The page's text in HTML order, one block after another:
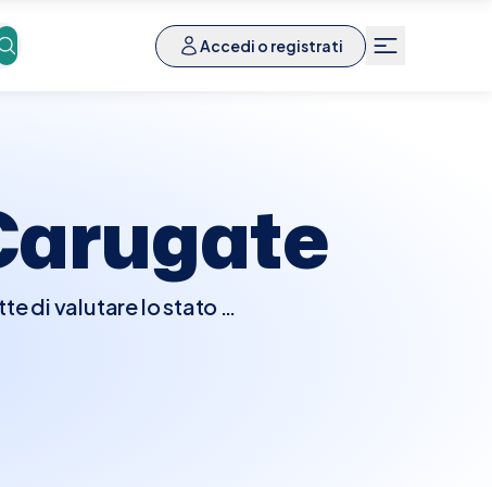
Accedi o registrati
di valutare lo stato di